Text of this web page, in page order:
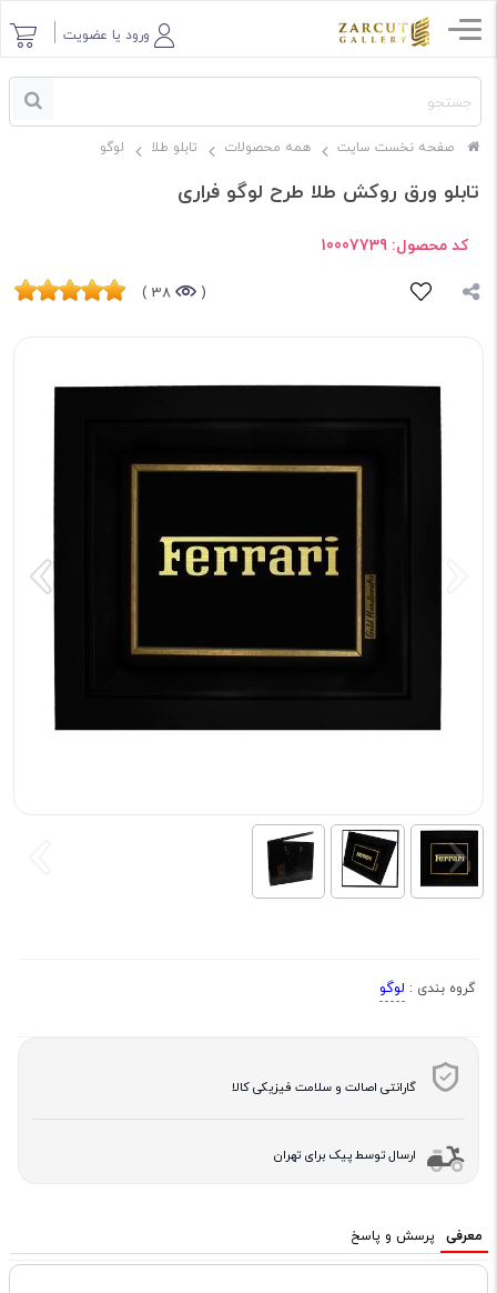
ورود یا عضویت
صفحه نخست سایت همه محصولات تابلو طلا لوگو
تابلو ورق روکش طلا طرح لوگو فراری
کد محصول: 10007739
(
38 )
گروه بندی : لوگو
گارانتی اصالت و سلامت فیزیکی کالا
ارسال توسط پیک برای تهران
معرفی پرسش و پاسخ